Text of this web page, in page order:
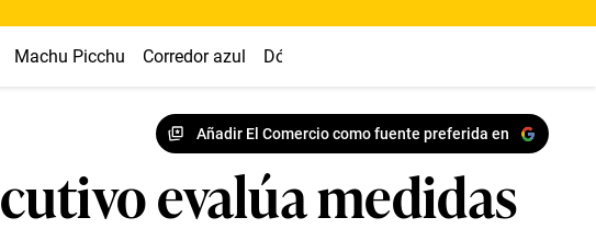
Machu Picchu Corredor azul Dólar
Añadir El Comercio como fuente preferida en
evalúa medidas